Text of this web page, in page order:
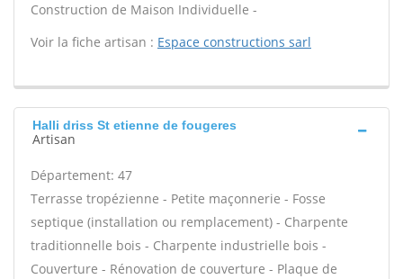
Construction de Maison Individuelle -
Voir la fiche artisan : Espace constructions sarl
Halli driss St etienne de fougeres
Artisan
Département: 47
Terrasse tropézienne - Petite maçonnerie - Fosse
septique (installation ou remplacement) - Charpente
traditionnelle bois - Charpente industrielle bois -
Couverture - Rénovation de couverture - Plaque de